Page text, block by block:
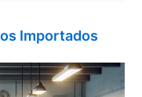
Importados